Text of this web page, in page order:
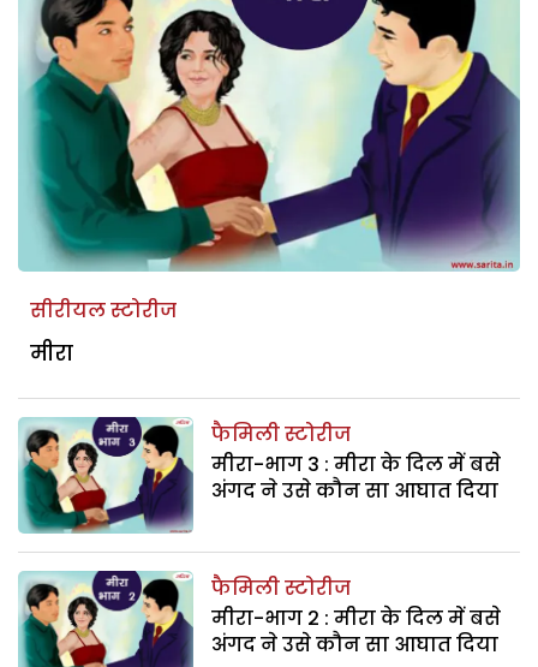
सीरीयल स्टोरीज
मीरा
फैमिली स्टोरीज
मीरा-भाग 3 : मीरा के दिल में बसे
अंगद ने उसे कौन सा आघात दिया
फैमिली स्टोरीज
मीरा-भाग 2 : मीरा के दिल में बसे
अंगद ने उसे कौन सा आघात दिया